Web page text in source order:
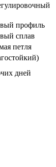
профиль
сплав
петля
дней